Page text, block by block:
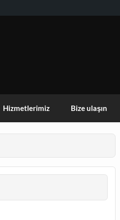
GRUBU
Hizmetlerimiz Bize ulaşın